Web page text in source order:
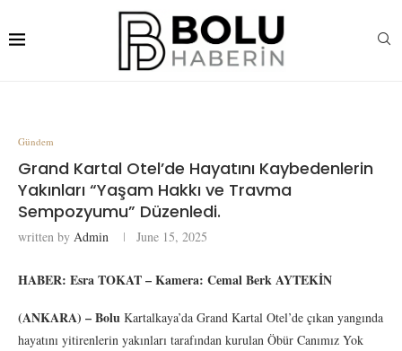
Gündem
Grand Kartal Otel’de Hayatını Kaybedenlerin
Yakınları “Yaşam Hakkı ve Travma
Sempozyumu” Düzenledi.
written by Admin June 15, 2025
HABER: Esra TOKAT – Kamera: Cemal Berk AYTEKİN
(ANKARA) –Bolu Kartalkaya’da Grand Kartal Otel’de çıkan yangında
hayatını yitirenlerin yakınları tarafından kurulan Öbür Canımız Yok